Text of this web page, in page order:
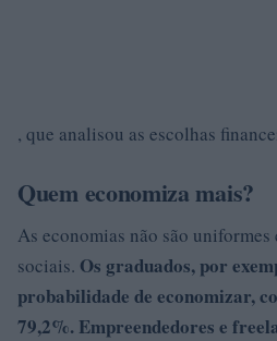
, que analisou as escolhas
Quem economiza mais?
As economias não são
sociais. Os graduados, por
probabilidade de economizar,
79,2%. Empreendedores e